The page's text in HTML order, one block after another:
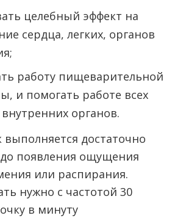
целебный эффект на
сердца, легких, органов
работу пищеварительной
и помогать работе всех
внутренних органов.
выполняется достаточно
появления ощущения
или распирания.
нужно с частотой 30
в минуту